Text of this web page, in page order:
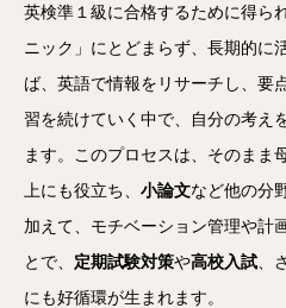
英検準１級に合格するために得ら
ニック」にとどまらず、長期的に
ば、英語で情報をリサーチし、要
習を続けていく中で、自分の考え
ます。このプロセスは、そのまま
上にも役立ち、 小論文など他の分
加えて、モチベーション管理や計
とで、 定期試験対策や高校入試、
にも好循環が生まれます。